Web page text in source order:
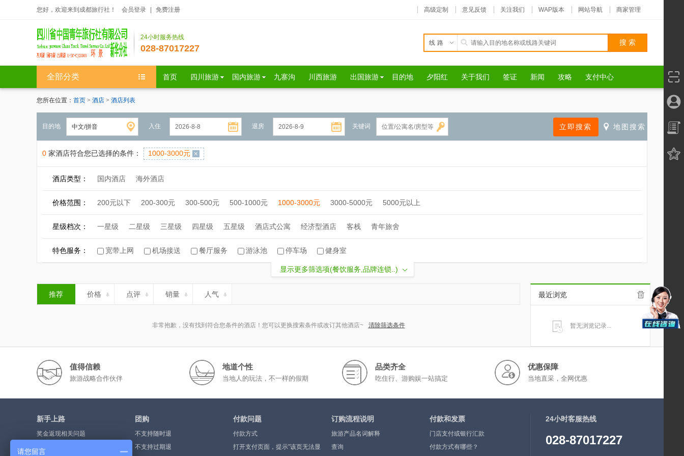
您好，欢迎来到成都旅行社！ 会员登录 免费注册 高级定制 意见反馈 关注我们 WAP版本 网站导航 商家管理
24小时服务热线
028-87017227
线路
全部分类 首页 四川旅游 国内旅游 九寨沟 川西旅游 出国旅游 目的地 夕阳红 关于我们 签证 新闻 攻略 支付中心
您所在位置： 首页 > 酒店 > 酒店列表
目的地 入住 退房 关键词
0 家酒店符合您已选择的条件： 1000-3000元
酒店类型： 国内酒店 海外酒店
价格范围： 200元以下 200-300元 300-500元 500-1000元 1000-3000元 3000-5000元 5000元以上
星级档次： 一星级 二星级 三星级 四星级 五星级 酒店式公寓 经济型酒店 客栈 青年旅舍
特色服务： 宽带上网 机场接送 餐厅服务 游泳池 停车场 健身室
显示更多筛选项(餐饮服务,品牌连锁..)
推荐 价格 点评 销量 人气
非常抱歉，没有找到符合您条件的酒店！您可以更换搜索条件或改订其他酒店~ 清除筛选条件
最近浏览
暂无浏览记录...
值得信赖
旅游战略合作伙伴
地道个性
当地人的玩法，不一样的假期
品类齐全
吃住行、游购娱一站搞定
优惠保障
当地直采，全网优惠
新手上路
奖金返现相关问题
奖金提现流程
团购
不支持随时退
不支持过期退
付款问题
付款方式
打开支付页面，提示”该页无法显
订购流程说明
旅游产品名词解释
查询
付款和发票
门店支付或银行汇款
付款方式有哪些？
24小时客服热线
028-87017227
请您留言